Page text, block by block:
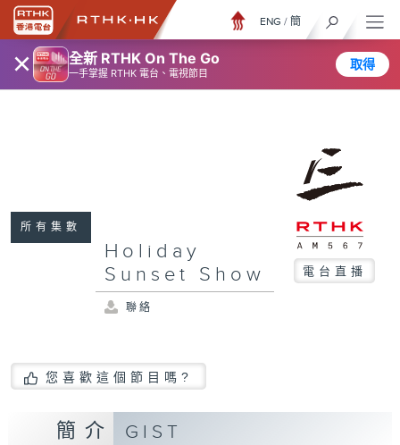
× 全新 RTHK On The Go
一手掌握 RTHK 電台、電視節目
取得
ENG / 簡
所有集數
Holiday
Sunset Show
電台直播
聯絡
您喜歡這個節目嗎?
簡介 GIST